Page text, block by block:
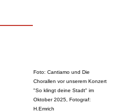
Foto: Cantiamo und Die
Chorallen vor unserem Konzert
"So klingt deine Stadt" im
Oktober 2025, Fotograf:
H.Emrich